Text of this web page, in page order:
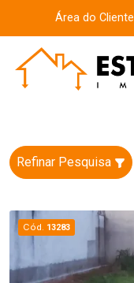
Área do Cliente
Refinar Pesquisa
Cód. 13283